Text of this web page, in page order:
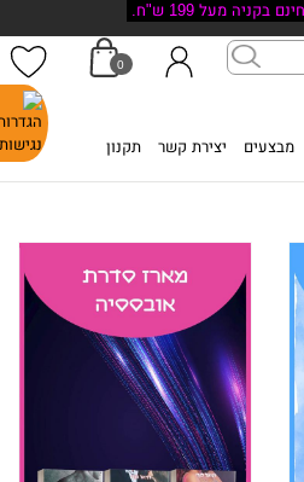
מעל 199 ש"ח.
מבצעים יצירת קשר תקנון
0